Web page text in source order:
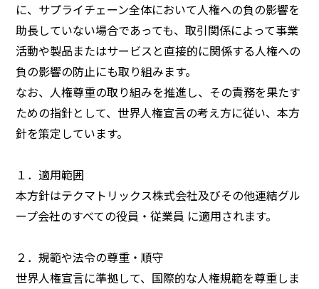
に、サプライチェーン全体において人権への負の影響を
助長していない場合であっても、取引関係によって事業
活動や製品またはサービスと直接的に関係する人権への
負の影響の防止にも取り組みます。
なお、人権尊重の取り組みを推進し、その責務を果たす
ための指針として、世界人権宣言の考え方に従い、本方
針を策定しています。
１．適用範囲
本方針はテクマトリックス株式会社及びその他連結グル
ープ会社のすべての役員・従業員 に適用されます。
２．規範や法令の尊重・順守
世界人権宣言に準拠して、国際的な人権規範を尊重しま